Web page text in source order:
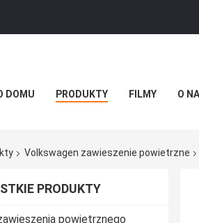
DOMU PRODUKTY FILMY O
Volkswagen zawieszenie powietrzne
PRODUKTY
powietrznego